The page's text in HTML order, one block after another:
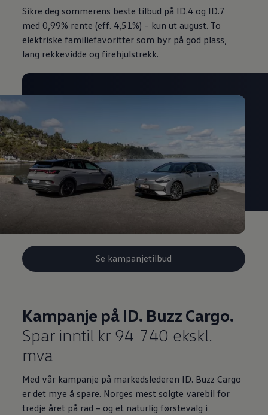
Sikre deg sommerens beste tilbud på ID.4 og ID.7
med 0,99% rente (eff. 4,51%) – kun ut august. To
elektriske familiefavoritter som byr på god plass,
lang rekkevidde og firehjulstrekk.
Se kampanjetilbud
Kampanje på ID. Buzz Cargo.
Spar inntil kr 94 740 ekskl.
mva
Med vår kampanje på markedslederen ID. Buzz Cargo
er det mye å spare. Norges mest solgte varebil for
tredje året på rad – og et naturlig førstevalg i